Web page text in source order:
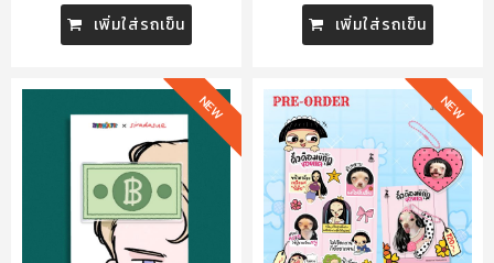
เพิ่มใส่รถเข็น เพิ่มใส่รถเข็น
NEW NEW